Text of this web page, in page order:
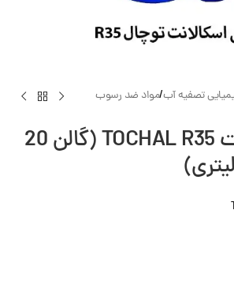
تصفیه آب/مواد ضد رسوب
آنتی اسکالانت TOCHAL R35 (گالن 20